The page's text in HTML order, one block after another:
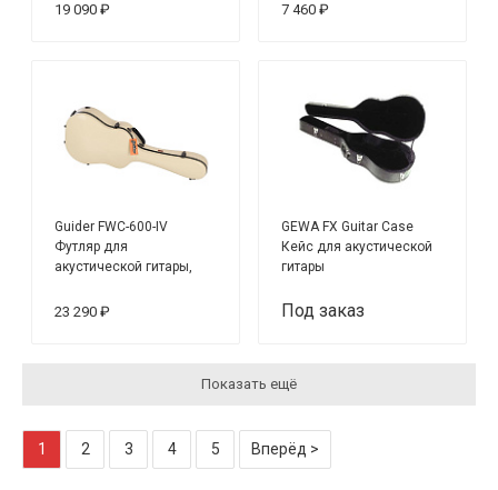
19 090 ₽ 7 460 ₽
Guider FWC-600-IV
Футляр для
акустической гитары,
23 290 ₽
GEWA FX Guitar Case
Кейс для акустической
гитары
Под заказ
Показать ещё
1 2 3 4 5 Вперёд >